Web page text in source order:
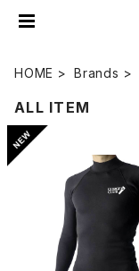
HOME Brands
ALL ITEM